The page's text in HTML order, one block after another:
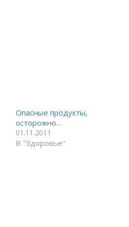
Опасные продукты,
осторожно…
01.11.2011
В "Здоровье"